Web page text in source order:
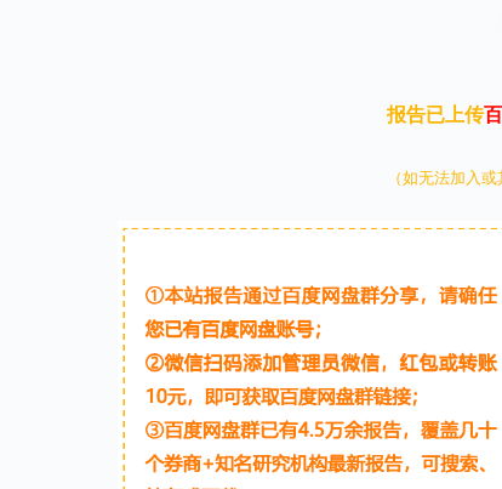
报告已上传
（如无法加入